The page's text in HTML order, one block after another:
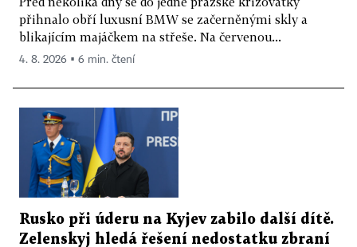
přihnalo obří luxusní BMW se začerněnými skly a
blikajícím majáčkem na střeše. Na červenou...
4. 8. 2026 ▪ 6 min. čtení
Rusko při úderu na Kyjev zabilo další dítě.
Zelenskyj hledá řešení nedostatku zbraní